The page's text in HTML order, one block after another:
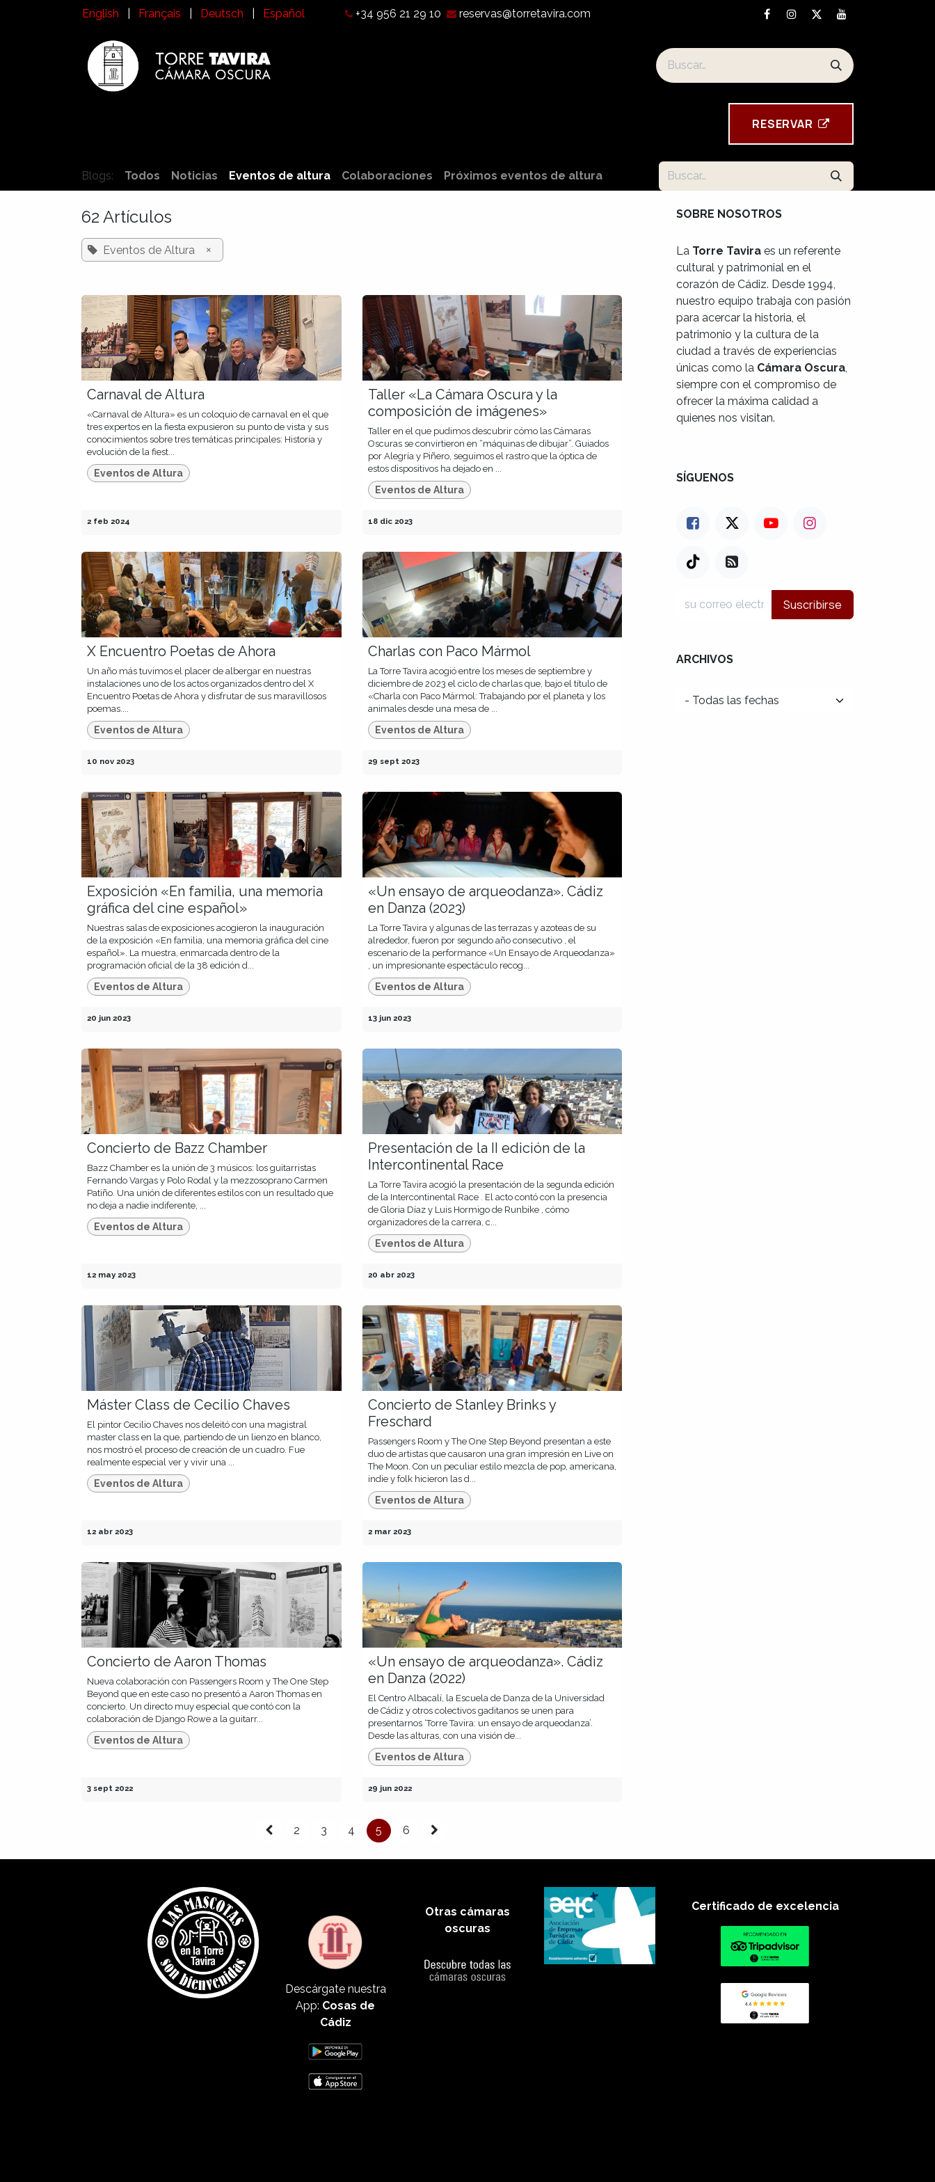
English Français Deutsch Español +34 956 21 29 10 reservas@torretavira.com
Los souvenirs de la Torre Tavira
RESE​​​​RVAR
Blogs: Todos Noticias Eventos de altura Colaboraciones Próximos eventos de altura
62 Artículos
Eventos de Altura ×
Carnaval de Altura
«Carnaval de Altura» es un coloquio de carnaval en el que
tres expertos en la fiesta expusieron su punto de vista y sus
conocimientos sobre tres temáticas principales: Historia y
evolución de la fiest...
Eventos de Altura
2 feb 2024
Taller «La Cámara Oscura y la
composición de imágenes»
Taller en el que pudimos descubrir cómo las Cámaras
Oscuras se convirtieron en “máquinas de dibujar”. Guiados
por Alegría y Piñero, seguimos el rastro que la óptica de
estos dispositivos ha dejado en ...
Eventos de Altura
18 dic 2023
X Encuentro Poetas de Ahora
Un año más tuvimos el placer de albergar en nuestras
instalaciones uno de los actos organizados dentro del X
Encuentro Poetas de Ahora y disfrutar de sus maravillosos
poemas....
Eventos de Altura
10 nov 2023
Charlas con Paco Mármol
La Torre Tavira acogió entre los meses de septiembre y
diciembre de 2023 el ciclo de charlas que, bajo el título de
«Charla con Paco Mármol: Trabajando por el planeta y los
animales desde una mesa de ...
Eventos de Altura
29 sept 2023
Exposición «En familia, una memoria
gráfica del cine español»
Nuestras salas de exposiciones acogieron la inauguración
de la exposición «En familia, una memoria gráfica del cine
español». La muestra, enmarcada dentro de la
programación oficial de la 38 edición d...
Eventos de Altura
20 jun 2023
«Un ensayo de arqueodanza». Cádiz
en Danza (2023)
La Torre Tavira y algunas de las terrazas y azoteas de su
alrededor, fueron por segundo año consecutivo , el
escenario de la performance «Un Ensayo de Arqueodanza»
, un impresionante espectáculo recog...
Eventos de Altura
13 jun 2023
Concierto de Bazz Chamber
Bazz Chamber es la unión de 3 músicos: los guitarristas
Fernando Vargas y Polo Rodal y la mezzosoprano Carmen
Patiño. Una unión de diferentes estilos con un resultado que
no deja a nadie indiferente, ...
Eventos de Altura
12 may 2023
Presentación de la II edición de la
Intercontinental Race
La Torre Tavira acogió la presentación de la segunda edición
de la Intercontinental Race . El acto contó con la presencia
de Gloria Díaz y Luis Hormigo de Runbike , cómo
organizadores de la carrera, c...
Eventos de Altura
20 abr 2023
Máster Class de Cecilio Chaves
El pintor Cecilio Chaves nos deleitó con una magistral
master class en la que, partiendo de un lienzo en blanco,
nos mostró el proceso de creación de un cuadro. Fue
realmente especial ver y vivir una ...
Eventos de Altura
12 abr 2023
Concierto de Stanley Brinks y
Freschard
Passengers Room y The One Step Beyond presentan a este
duo de artistas que causaron una gran impresión en Live on
The Moon. Con un peculiar estilo mezcla de pop, americana,
indie y folk hicieron las d...
Eventos de Altura
2 mar 2023
Concierto de Aaron Thomas
Nueva colaboración con Passengers Room y The One Step
Beyond que en este caso no presentó a Aaron Thomas en
concierto. Un directo muy especial que contó con la
colaboración de Django Rowe a la guitarr...
Eventos de Altura
3 sept 2022
«Un ensayo de arqueodanza». Cádiz
en Danza (2022)
El Centro Albacalí, la Escuela de Danza de la Universidad
de Cádiz y otros colectivos gaditanos se unen para
presentarnos ‘Torre Tavira: un ensayo de arqueodanza’.
Desde las alturas, con una visión de...
Eventos de Altura
29 jun 2022
2 3 4 5 6
SOBRE NOSOTROS
La Torre Tavira es un referente
cultural y patrimonial en el
corazón de Cádiz. Desde 1994,
nuestro equipo trabaja con pasión
para acercar la historia, el
patrimonio y la cultura de la
ciudad a través de experiencias
únicas como la Cámara Oscura,
siempre con el compromiso de
ofrecer la máxima calidad a
quienes nos visitan.
SÍGUENOS
Suscribirse
ARCHIVOS
Descárgate nuestra
App: Cosas de
Cádiz
Otras cámaras
oscuras
Certificado de excelencia